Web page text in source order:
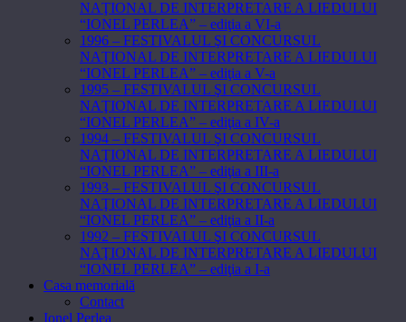
NAŢIONAL DE INTERPRETARE A LIEDULUI
“IONEL PERLEA” – ediţia a VI-a
1996 – FESTIVALUL ŞI CONCURSUL
NAŢIONAL DE INTERPRETARE A LIEDULUI
“IONEL PERLEA” – ediţia a V-a
1995 – FESTIVALUL ŞI CONCURSUL
NAŢIONAL DE INTERPRETARE A LIEDULUI
“IONEL PERLEA” – ediţia a IV-a
1994 – FESTIVALUL ŞI CONCURSUL
NAŢIONAL DE INTERPRETARE A LIEDULUI
“IONEL PERLEA” – ediţia a III-a
1993 – FESTIVALUL ŞI CONCURSUL
NAŢIONAL DE INTERPRETARE A LIEDULUI
“IONEL PERLEA” – ediţia a II-a
1992 – FESTIVALUL ŞI CONCURSUL
NAŢIONAL DE INTERPRETARE A LIEDULUI
“IONEL PERLEA” – ediţia a I-a
Casa memorială
Contact
Ionel Perlea